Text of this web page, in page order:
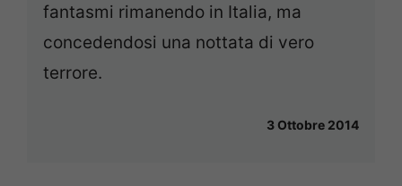
fantasmi rimanendo in Italia, ma
concedendosi una nottata di vero
terrore.
3 Ottobre 2014